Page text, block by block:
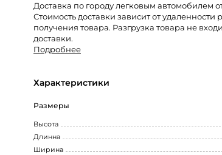
Доставка по городу легковым автомобилем
Стоимость доставки зависит от удаленности
получения товара. Разгрузка товара не
доставки.
Подробнее
Характеристики
Размеры
Высота
Длинна
Ширина